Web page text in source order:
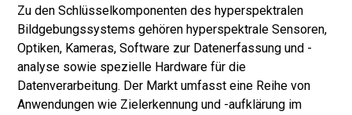
Zu den Schlüsselkomponenten des hyperspektralen
Bildgebungssystems gehören hyperspektrale Sensoren,
Optiken, Kameras, Software zur Datenerfassung und -
analyse sowie spezielle Hardware für die
Datenverarbeitung. Der Markt umfasst eine Reihe von
Anwendungen wie Zielerkennung und -aufklärung im